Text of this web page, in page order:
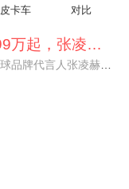
皮卡车 对比
阿维塔07L限时权益价21.99万起，张凌赫成首位车主
阿维塔07L今晚在杭州正式上市，全球品牌代言人张凌赫现场提车，成为这台车的第一位主人。三个版本：Elite纯电版22.99万，Max+后驱纯电版24.99万，Ultra三电机四驱版27.99万。